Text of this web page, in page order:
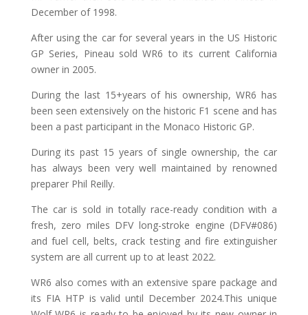
December of 1998.
After using the car for several years in the US Historic
GP Series, Pineau sold WR6 to its current California
owner in 2005.
During the last 15+years of his ownership, WR6 has
been seen extensively on the historic F1 scene and has
been a past participant in the Monaco Historic GP.
During its past 15 years of single ownership, the car
has always been very well maintained by renowned
preparer Phil Reilly.
The car is sold in totally race-ready condition with a
fresh, zero miles DFV long-stroke engine (DFV#086)
and fuel cell, belts, crack testing and fire extinguisher
system are all current up to at least 2022.
WR6 also comes with an extensive spare package and
its FIA HTP is valid until December 2024.This unique